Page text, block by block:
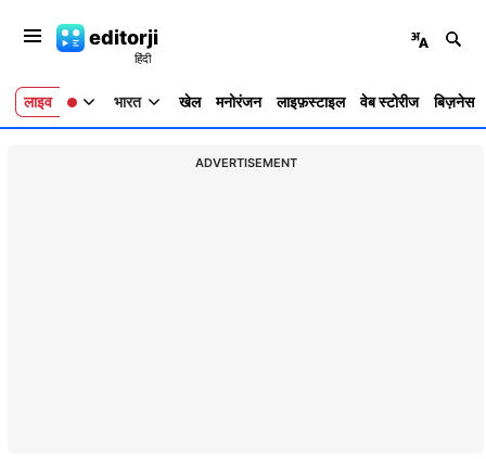
editorji
लाइव भारत खेल मनोरंजन लाइफ़स्टाइल वेब स्टोरीज बिज़नेस
ADVERTISEMENT